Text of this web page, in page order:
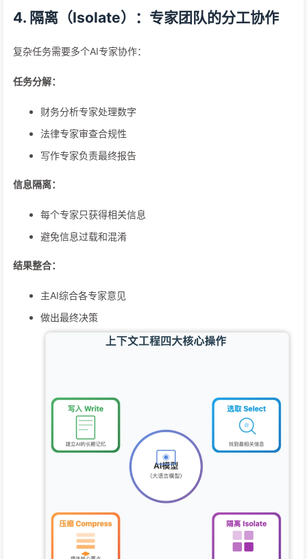
4. 隔离（Isolate）：专家团队的分工协作
复杂任务需要多个AI专家协作：
任务分解：
财务分析专家处理数字
法律专家审查合规性
写作专家负责最终报告
信息隔离：
每个专家只获得相关信息
避免信息过载和混淆
结果整合：
主AI综合各专家意见
做出最终决策